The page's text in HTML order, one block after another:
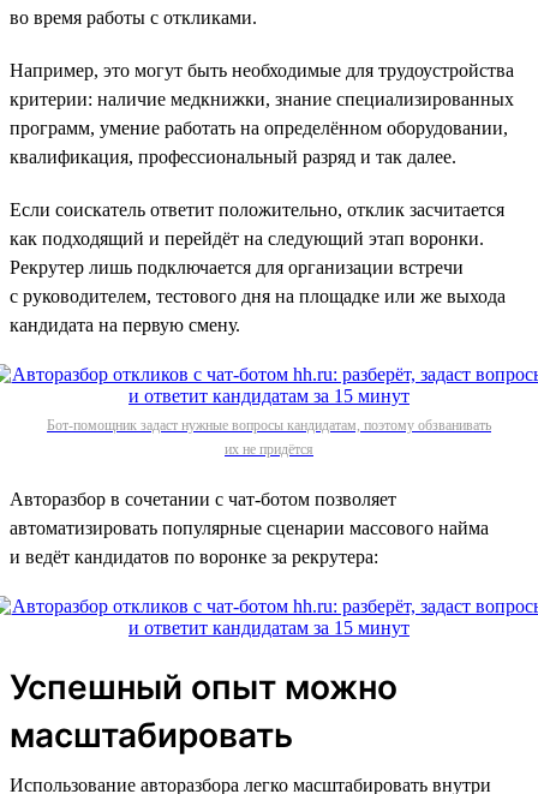
во время работы с откликами.
Например, это могут быть необходимые для трудоустройства
критерии: наличие медкнижки, знание специализированных
программ, умение работать на определённом оборудовании,
квалификация, профессиональный разряд и так далее.
Если соискатель ответит положительно, отклик засчитается
как подходящий и перейдёт на следующий этап воронки.
Рекрутер лишь подключается для организации встречи
с руководителем, тестового дня на площадке или же выхода
кандидата на первую смену.
Бот-помощник задаст нужные вопросы кандидатам, поэтому обзванивать
их не придётся
Авторазбор в сочетании с чат-ботом позволяет
автоматизировать популярные сценарии массового найма
и ведёт кандидатов по воронке за рекрутера:
Успешный опыт можно
масштабировать
Использование авторазбора легко масштабировать внутри